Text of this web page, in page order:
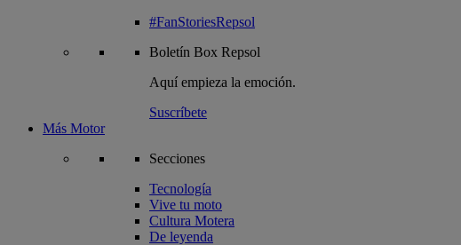
#FanStoriesRepsol
Boletín Box Repsol
Aquí empieza la emoción.
Suscríbete
Más Motor
Secciones
Tecnología
Vive tu moto
Cultura Motera
De leyenda